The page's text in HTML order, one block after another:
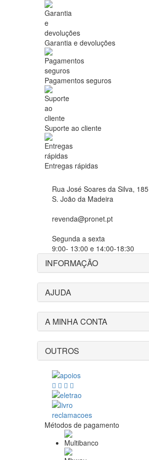
Garantia e devoluções
Pagamentos seguros
Suporte ao cliente
Entregas rápidas
Rua José Soares da Silva, 185
S. João da Madeira
revenda@pronet.pt
Segunda a sexta
9:00- 13:00 e 14:00-18:30
INFORMAÇÃO
AJUDA
A MINHA CONTA
OUTROS
Métodos de pagamento